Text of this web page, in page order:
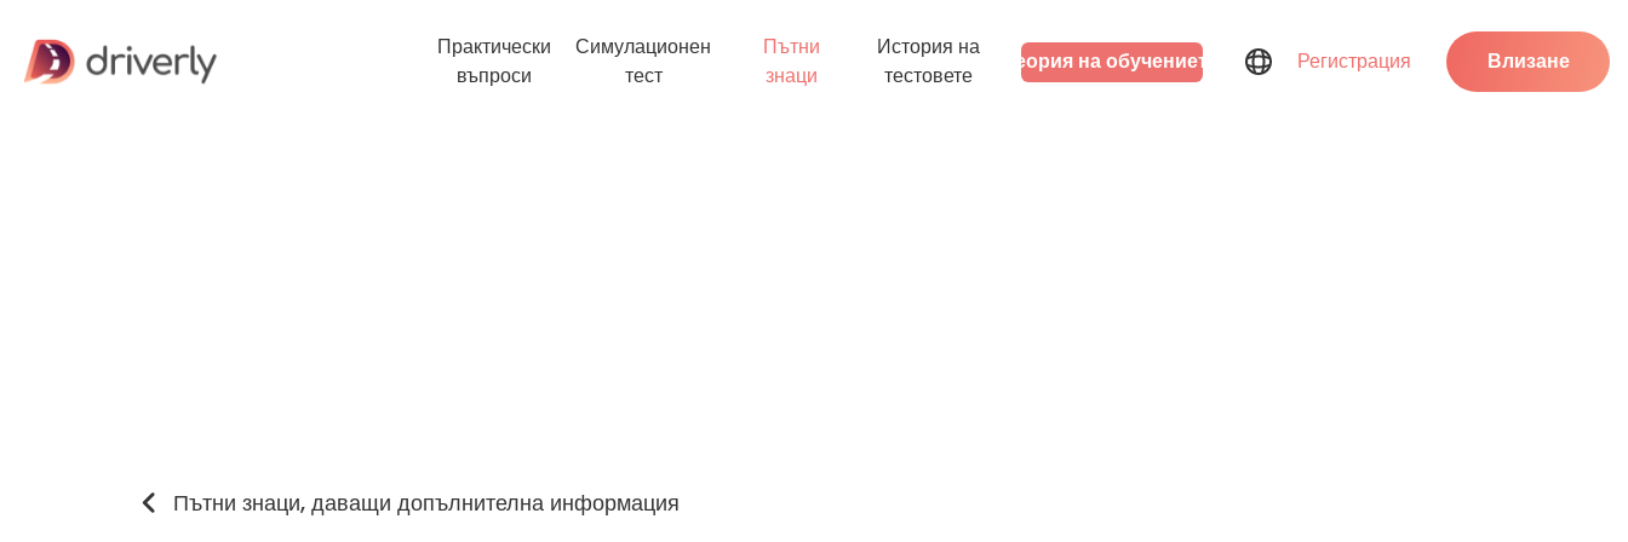
Практически
въпроси
Симулационен
тест
Пътни
знаци
История на
тестовете
Теория на обучението Регистрация Влизане
Пътни знаци, даващи допълнителна информация